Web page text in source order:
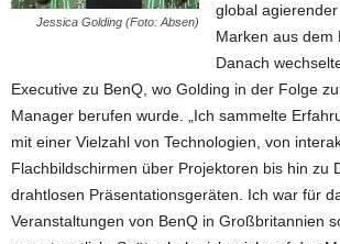
Jessica Golding (Foto: Absen)
global
Marken aus dem
Danach
Executive zu BenQ, wo Golding in der Folge
Manager berufen wurde. „Ich sammelte
mit einer Vielzahl von Technologien, von
Flachbildschirmen über Projektoren bis hin zu
drahtlosen Präsentationsgeräten. Ich war für
Veranstaltungen von BenQ in Großbritannien